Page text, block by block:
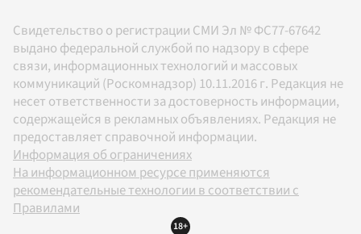
Свидетельство о регистрации СМИ Эл № ФС77-67642
выдано федеральной службой по надзору в сфере
связи, информационных технологий и массовых
коммуникаций (Роскомнадзор) 10.11.2016 г. Редакция не
несет ответственности за достоверность информации,
содержащейся в рекламных объявлениях. Редакция не
предоставляет справочной информации.
Информация об ограничениях
На информационном ресурсе применяются
рекомендательные технологии в соответствии с
Правилами
18+